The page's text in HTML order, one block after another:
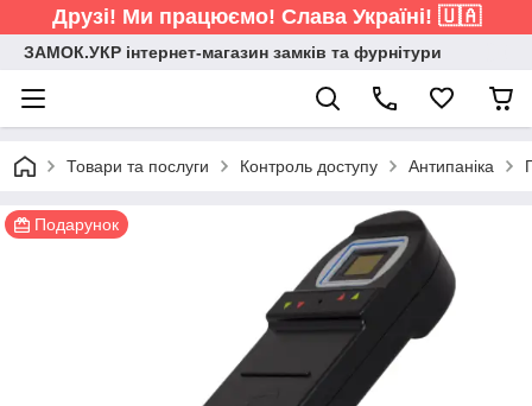
Друзі! Ми працюємо! Слава Україні! 🇺🇦
ЗАМОК.УКР інтернет-магазин замків та фурнітури
Товари та послуги Контроль доступу Антипаніка
Подарунок